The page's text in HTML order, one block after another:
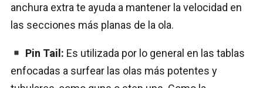
anchura extra te ayuda a mantener la velocidad en
las secciones más planas de la ola.
Pin Tail: Es utilizada por lo general en las tablas
enfocadas a surfear las olas más potentes y